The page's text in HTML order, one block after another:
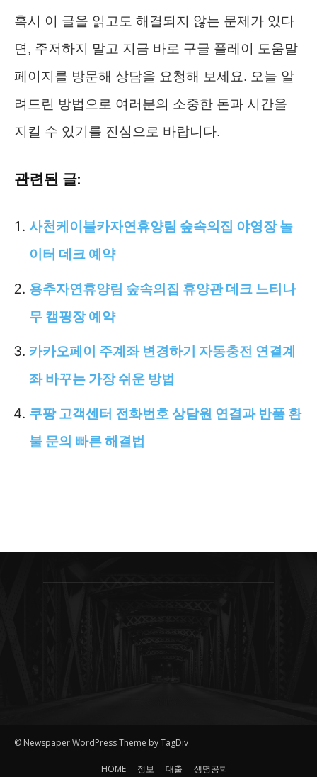
혹시 이 글을 읽고도 해결되지 않는 문제가 있다
면, 주저하지 말고 지금 바로 구글 플레이 도움말
페이지를 방문해 상담을 요청해 보세요. 오늘 알
려드린 방법으로 여러분의 소중한 돈과 시간을
지킬 수 있기를 진심으로 바랍니다.
관련된 글:
사천케이블카자연휴양림 숲속의집 야영장 놀
이터 데크 예약
용추자연휴양림 숲속의집 휴양관 데크 느티나
무 캠핑장 예약
카카오페이 주계좌 변경하기 자동충전 연결계
좌 바꾸는 가장 쉬운 방법
쿠팡 고객센터 전화번호 상담원 연결과 반품 환
불 문의 빠른 해결법
© Newspaper WordPress Theme by TagDiv
HOME 정보 대출 생명공학